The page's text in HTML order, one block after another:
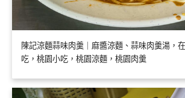
陳記涼麵蒜味肉羹｜麻醬涼麵、蒜味肉羹湯，
吃，桃園小吃，桃園涼麵，桃園肉羹